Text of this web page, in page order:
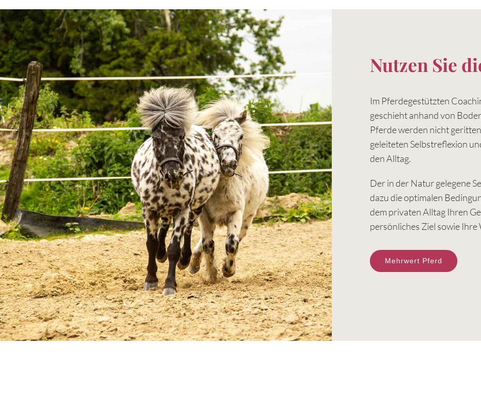
Nutzen Sie
Im Pferdegestützten
geschieht anhand von
Pferde werden nicht
geleiteten Selbstreflexion
den Alltag.
Der in der Natur gelegene
dazu die optimalen
dem privaten Alltag Ihren
persönliches Ziel sowie
Mehrwert Pferd